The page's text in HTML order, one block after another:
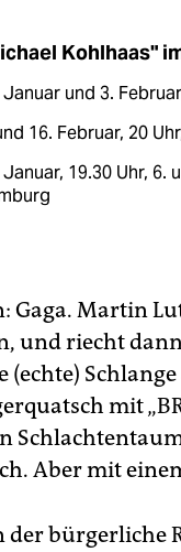
Kohlhaas"
Januar und 3.
16. Februar, 20
Januar, 19.30 Uhr, 6.
Gaga. Martin
und riecht
(echte)
mit
Aber mit
der bürgerliche